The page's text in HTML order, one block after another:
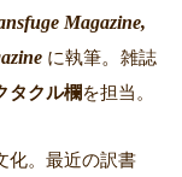
Magazine,
に執筆。 雑誌
タクル欄を担当。
化。最近の訳書